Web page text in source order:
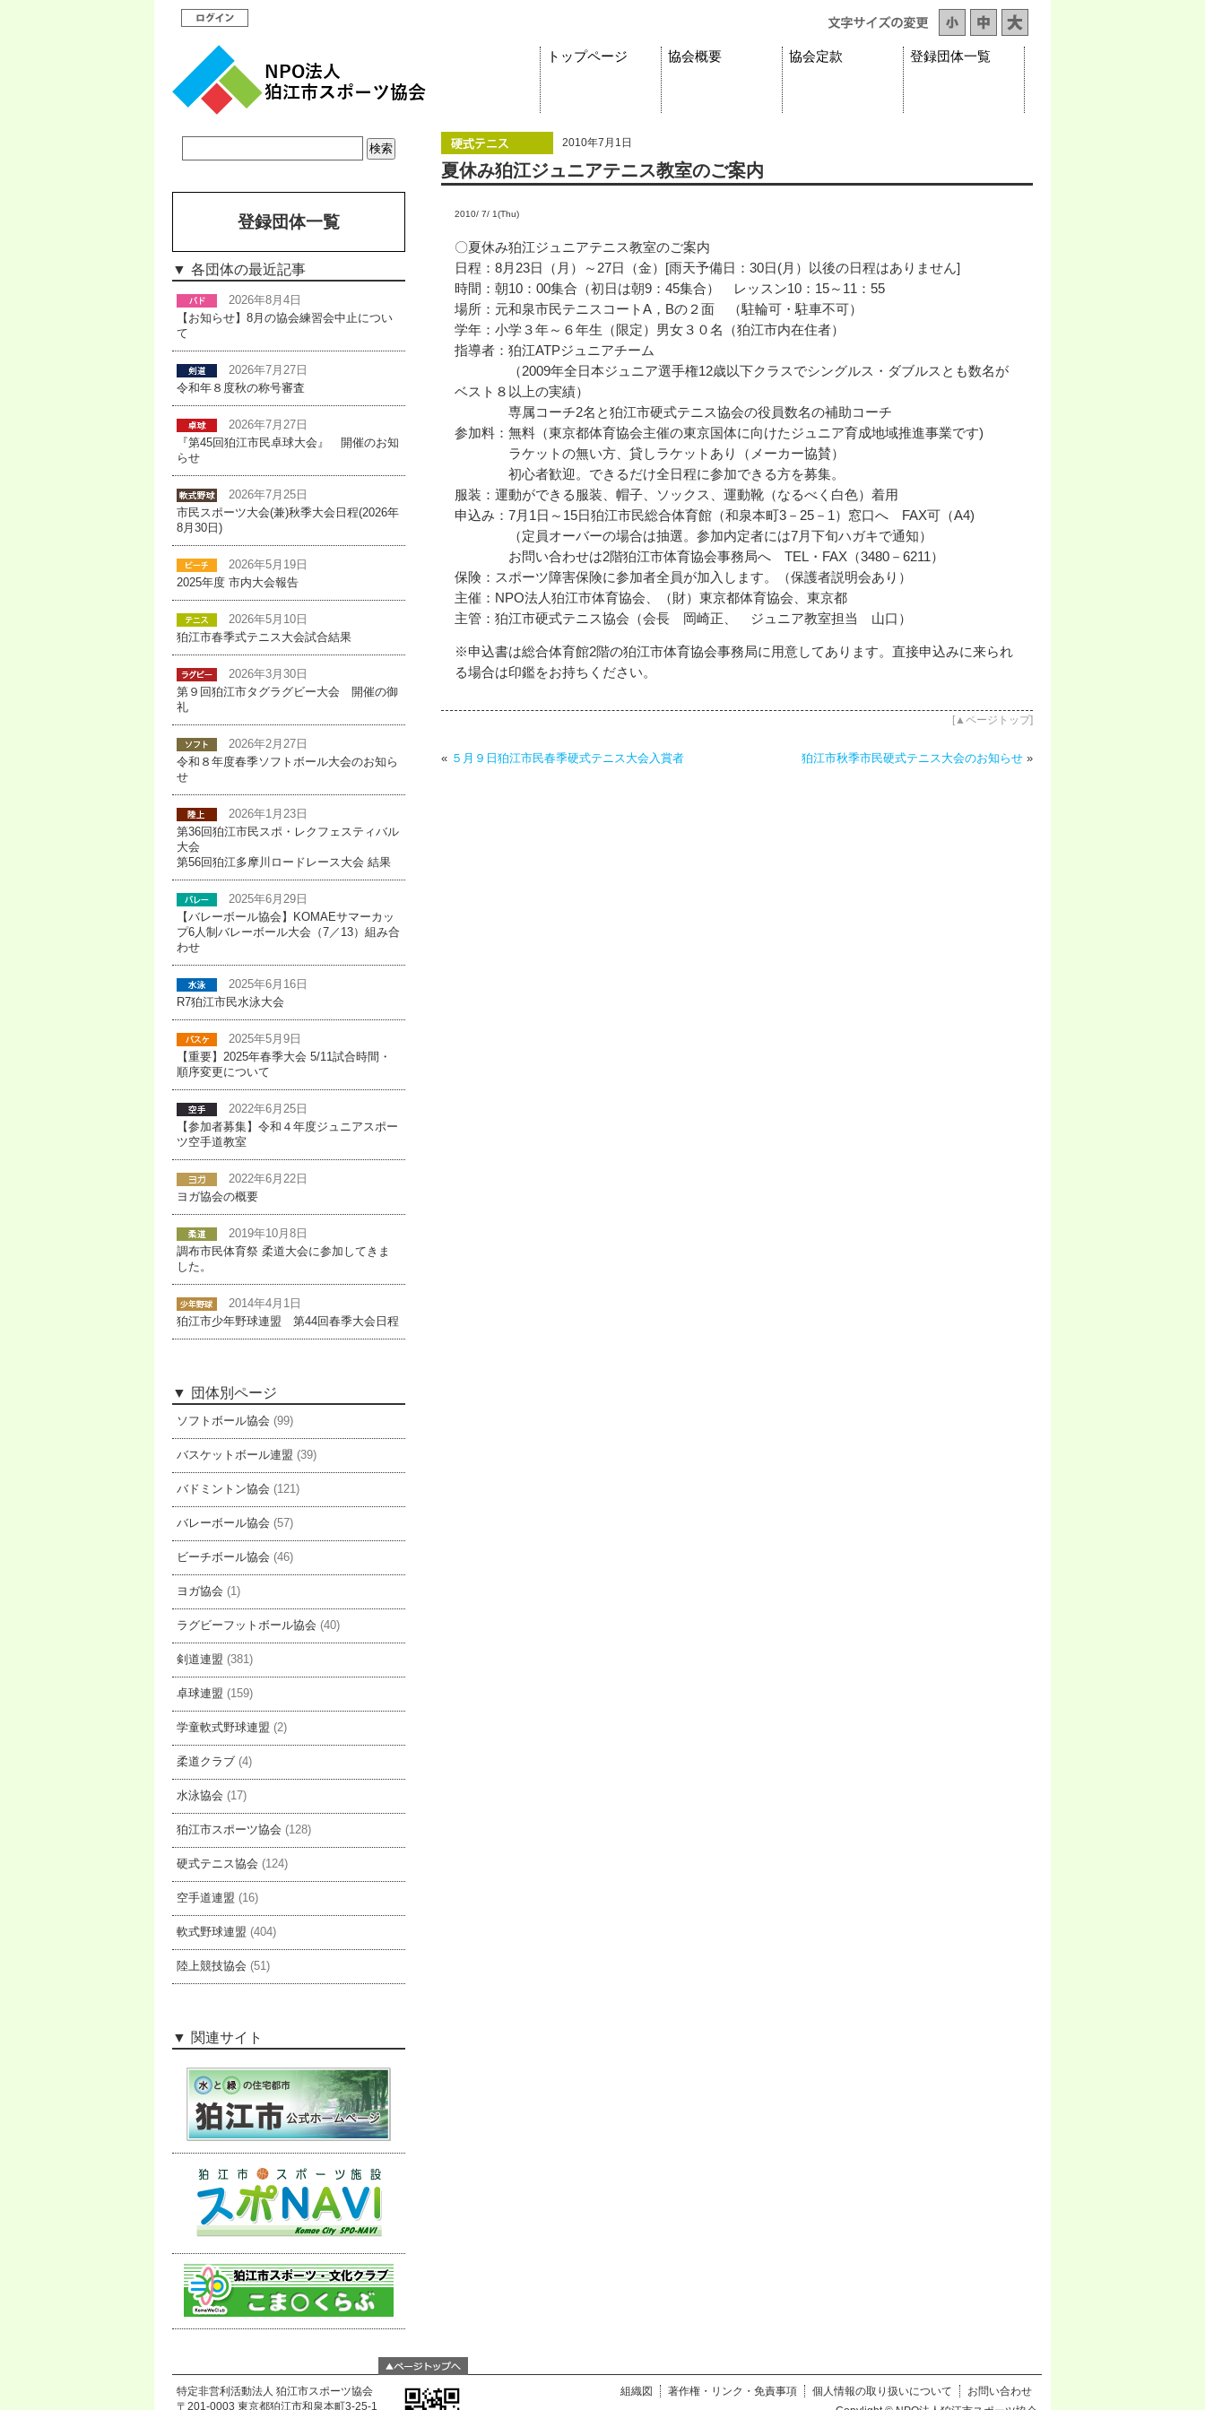
トップページ 協会概要 協会定款 登録団体一覧
2010年7月1日
夏休み狛江ジュニアテニス教室のご案内
2010/ 7/ 1(Thu)
〇夏休み狛江ジュニアテニス教室のご案内
日程：8月23日（月）～27日（金）[雨天予備日：30日(月）以後の日程はありません]
時間：朝10：00集合（初日は朝9：45集合） レッスン10：15～11：55
場所：元和泉市民テニスコートA，Bの２面 （駐輪可・駐車不可）
学年：小学３年～６年生（限定）男女３０名（狛江市内在住者）
指導者：狛江ATPジュニアチーム
（2009年全日本ジュニア選手権12歳以下クラスでシングルス・ダブルスとも数名が
ベスト８以上の実績）
専属コーチ2名と狛江市硬式テニス協会の役員数名の補助コーチ
参加料：無料（東京都体育協会主催の東京国体に向けたジュニア育成地域推進事業です)
ラケットの無い方、貸しラケットあり（メーカー協賛）
初心者歓迎。できるだけ全日程に参加できる方を募集。
服装：運動ができる服装、帽子、ソックス、運動靴（なるべく白色）着用
申込み：7月1日～15日狛江市民総合体育館（和泉本町3－25－1）窓口へ FAX可（A4)
（定員オーバーの場合は抽選。参加内定者には7月下旬ハガキで通知）
お問い合わせは2階狛江市体育協会事務局へ TEL・FAX（3480－6211）
保険：スポーツ障害保険に参加者全員が加入します。（保護者説明会あり）
主催：NPO法人狛江市体育協会、（財）東京都体育協会、東京都
主管：狛江市硬式テニス協会（会長 岡崎正、 ジュニア教室担当 山口）
※申込書は総合体育館2階の狛江市体育協会事務局に用意してあります。直接申込みに来られ
る場合は印鑑をお持ちください。
[▲ページトップ]
« ５月９日狛江市民春季硬式テニス大会入賞者 狛江市秋季市民硬式テニス大会のお知らせ »
登録団体一覧
各団体の最近記事
2026年8月4日
【お知らせ】8月の協会練習会中止につい
て
2026年7月27日
令和年８度秋の称号審査
2026年7月27日
『第45回狛江市民卓球大会』 開催のお知
らせ
2026年7月25日
市民スポーツ大会(兼)秋季大会日程(2026年
8月30日)
2026年5月19日
2025年度 市内大会報告
2026年5月10日
狛江市春季式テニス大会試合結果
2026年3月30日
第９回狛江市タグラグビー大会 開催の御
礼
2026年2月27日
令和８年度春季ソフトボール大会のお知ら
せ
2026年1月23日
第36回狛江市民スポ・レクフェスティバル
大会
第56回狛江多摩川ロードレース大会 結果
2025年6月29日
【バレーボール協会】KOMAEサマーカッ
プ6人制バレーボール大会（7／13）組み合
わせ
2025年6月16日
R7狛江市民水泳大会
2025年5月9日
【重要】2025年春季大会 5/11試合時間・
順序変更について
2022年6月25日
【参加者募集】令和４年度ジュニアスポー
ツ空手道教室
2022年6月22日
ヨガ協会の概要
2019年10月8日
調布市民体育祭 柔道大会に参加してきま
した。
2014年4月1日
狛江市少年野球連盟 第44回春季大会日程
団体別ページ
ソフトボール協会 (99)
バスケットボール連盟 (39)
バドミントン協会 (121)
バレーボール協会 (57)
ビーチボール協会 (46)
ヨガ協会 (1)
ラグビーフットボール協会 (40)
剣道連盟 (381)
卓球連盟 (159)
学童軟式野球連盟 (2)
柔道クラブ (4)
水泳協会 (17)
狛江市スポーツ協会 (128)
硬式テニス協会 (124)
空手道連盟 (16)
軟式野球連盟 (404)
陸上競技協会 (51)
関連サイト
特定非営利活動法人 狛江市スポーツ協会
〒201-0003 東京都狛江市和泉本町3-25-1
組織図 著作権・リンク・免責事項 個人情報の取り扱いについて
お問い合わせ